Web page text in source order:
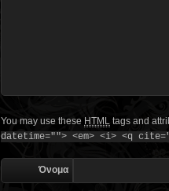
You may use these HTML tags and
datetime=""> <em> <i> <q
Όνομα